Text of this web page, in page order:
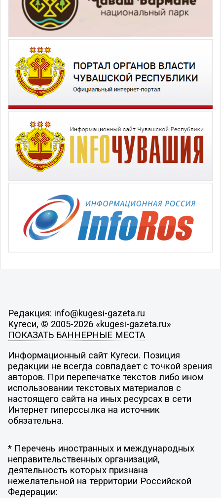
Редакция: info@kugesi-gazeta.ru
Кугеси, © 2005-2026 «kugesi-gazeta.ru»
ПОКАЗАТЬ БАННЕРНЫЕ МЕСТА
Информационный сайт Кугеси. Позиция
редакции не всегда совпадает с точкой зрения
авторов. При перепечатке текстов либо ином
использовании текстовых материалов с
настоящего сайта на иных ресурсах в сети
Интернет гиперссылка на источник
обязательна.
* Перечень иностранных и международных
неправительственных организаций,
деятельность которых признана
нежелательной на территории Российской
Федерации: